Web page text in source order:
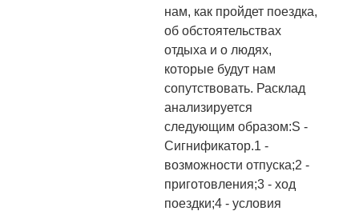
нам, как пройдет поездка,
об обстоятельствах
отдыха и о людях,
которые будут нам
сопутствовать. Расклад
анализируется
следующим образом:S -
Сигнификатор.1 -
возможности отпуска;2 -
приготовления;3 - ход
поездки;4 - условия